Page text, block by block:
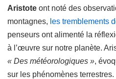
Aristote ont noté des
montagnes, les tremblements
penseurs ont alimenté la
à l’œuvre sur notre planète.
« Des météorologiques »,
sur les phénomènes